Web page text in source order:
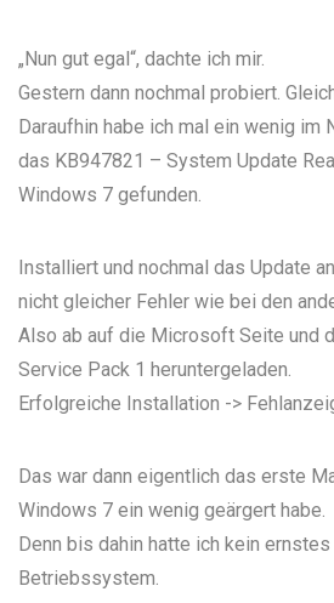
„Nun gut egal“, dachte ich mir.
Gestern dann nochmal probiert.
Daraufhin habe ich mal ein wenig im
das KB947821 – System Update
Windows 7 gefunden.
Installiert und nochmal das Update
nicht gleicher Fehler wie bei den
Also ab auf die Microsoft Seite und
Service Pack 1 heruntergeladen.
Erfolgreiche Installation ->
Das war dann eigentlich das erste
Windows 7 ein wenig geärgert habe.
Denn bis dahin hatte ich kein
Betriebssystem.